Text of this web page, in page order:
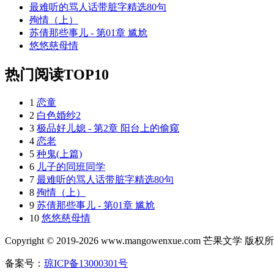
最难听的骂人话带脏字精选80句
殉情（上）
苏倩那些事儿 - 第01章 尴尬
悠悠慈母情
热门阅读TOP10
1 恋童
2 白色婚纱2
3 极品好儿媳 - 第2章 阳台上的偷窥
4 恋老
5 种鬼(上篇)
6 儿子的同班同学
7 最难听的骂人话带脏字精选80句
8 殉情（上）
9 苏倩那些事儿 - 第01章 尴尬
10 悠悠慈母情
Copyright © 2019-2026 www.mangowenxue.com 芒果文学 版权
备案号： 琼ICP备13000301号